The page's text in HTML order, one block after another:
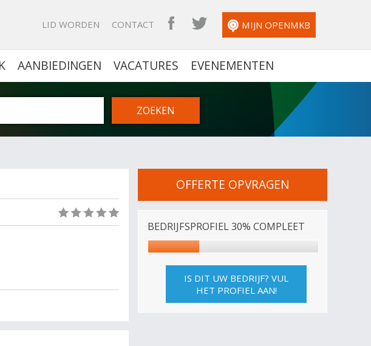
LID WORDEN CONTACT OPENMKB FACEBOOK
OPENMKB TWITTER
MIJN OPENMKB
AANBIEDINGEN VACATURES EVENEMENTEN
OFFERTE OPVRAGEN
BEDRIJFSPROFIEL 30% COMPLEET
IS DIT UW BEDRIJF? VUL
HET PROFIEL AAN!